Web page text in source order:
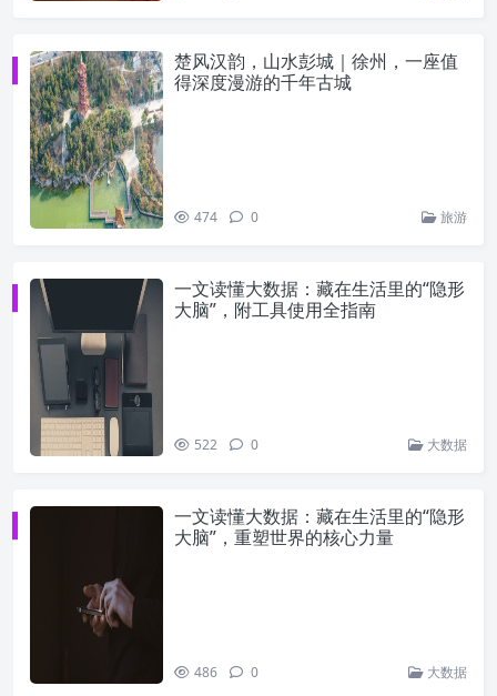
楚风汉韵，山水彭城｜徐州，一座值
得深度漫游的千年古城
474 0 旅游
一文读懂大数据：藏在生活里的“隐形
大脑”，附工具使用全指南
522 0 大数据
一文读懂大数据：藏在生活里的“隐形
大脑”，重塑世界的核心力量
486 0 大数据